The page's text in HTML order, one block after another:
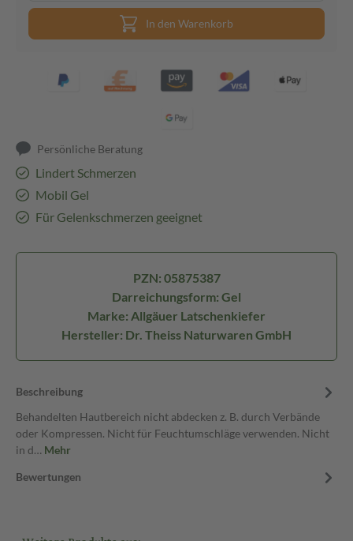
In den Warenkorb
Persönliche Beratung
Lindert Schmerzen
Mobil Gel
Für Gelenkschmerzen geeignet
PZN: 05875387
Darreichungsform: Gel
Marke: Allgäuer Latschenkiefer
Hersteller: Dr. Theiss Naturwaren GmbH
Beschreibung
Behandelten Hautbereich nicht abdecken z. B. durch Verbände
oder Kompressen. Nicht für Feuchtumschläge verwenden. Nicht
in d… Mehr
Bewertungen